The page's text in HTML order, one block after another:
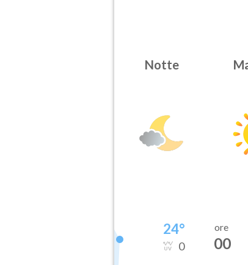
Notte
24°
0
ore
00